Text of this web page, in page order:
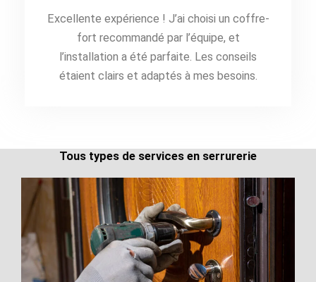
Excellente expérience ! J’ai choisi un coffre-
fort recommandé par l’équipe, et
l’installation a été parfaite. Les conseils
étaient clairs et adaptés à mes besoins.
Tous types de services en serrurerie